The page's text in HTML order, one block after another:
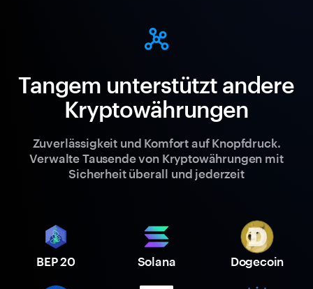
Tangem unterstützt andere
Kryptowährungen
Zuverlässigkeit und Komfort auf Knopfdruck.
Verwalte Tausende von Kryptowährungen mit
Sicherheit überall und jederzeit
BEP 20 Solana Dogecoin